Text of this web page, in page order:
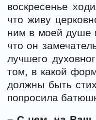
воскресенье
что живу
ним в моей душе
что он
лучшего
том, в какой
должны быть
попросила